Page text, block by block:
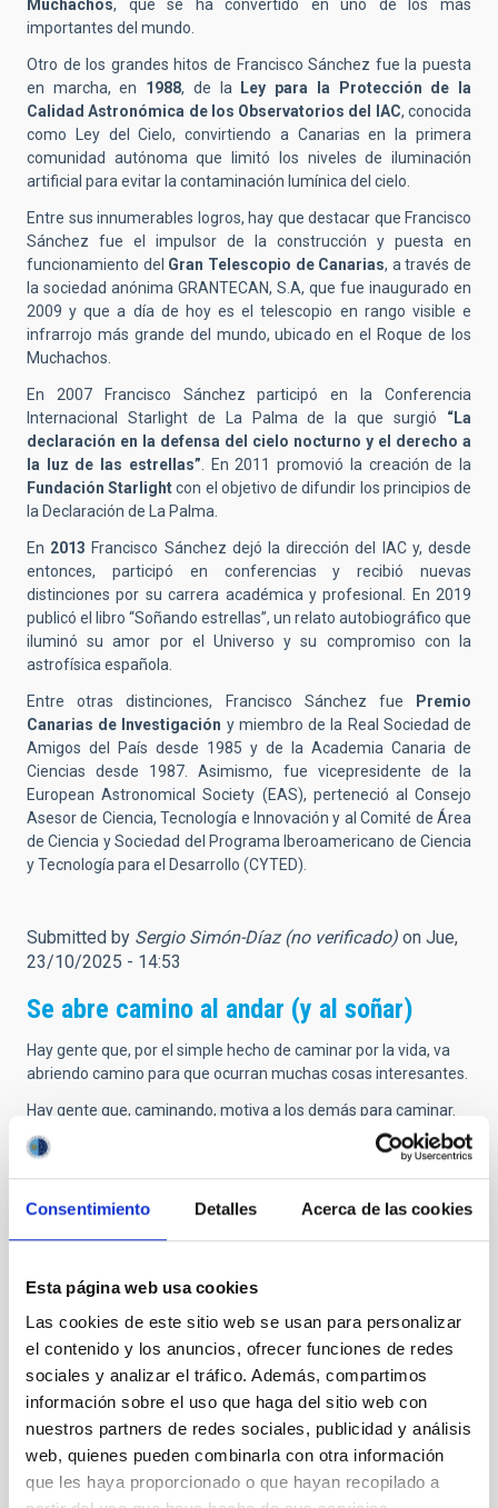
Consentimiento Detalles Acerca de las cookies
Esta página web usa cookies
Las cookies de este sitio web se usan para personalizar
el contenido y los anuncios, ofrecer funciones de redes
sociales y analizar el tráfico. Además, compartimos
información sobre el uso que haga del sitio web con
nuestros partners de redes sociales, publicidad y análisis
web, quienes pueden combinarla con otra información
que les haya proporcionado o que hayan recopilado a
Muchachos, que se ha convertido en uno de los más
importantes del mundo.
Otro de los grandes hitos de Francisco Sánchez fue la puesta
en marcha, en 1988, de la
Ley para la Protección de la
Calidad Astronómica de los Observatorios del IAC, conocida
como Ley del Cielo, convirtiendo a Canarias en la primera
comunidad autónoma que limitó los niveles de iluminación
artificial para evitar la contaminación lumínica del cielo.
Entre sus innumerables logros, hay que destacar que Francisco
Sánchez fue el impulsor de la construcción y puesta en
funcionamiento del Gran Telescopio de Canarias, a través de
la sociedad anónima GRANTECAN, S.A, que fue inaugurado en
2009 y que a día de hoy es el telescopio en rango visible e
infrarrojo más grande del mundo, ubicado en el Roque de los
Muchachos.
En 2007 Francisco Sánchez participó en la Conferencia
Internacional Starlight de La Palma de la que surgió “La
declaración en la defensa del cielo nocturno y el derecho a
la luz de las estrellas”. En 2011 promovió la creación de la
Fundación Starlightcon el objetivo de difundir los principios de
la Declaración de La Palma.
En 2013 Francisco Sánchez dejó la dirección del IAC y, desde
entonces, participó en conferencias y recibió nuevas
distinciones por su carrera académica y profesional. En 2019
publicó el libro “Soñando estrellas”, un relato autobiográfico que
iluminó su amor por el Universo y su compromiso con la
astrofísica española.
Entre otras distinciones, Francisco Sánchez fue
Premio
Canarias de Investigación y miembro de la Real Sociedad de
Amigos del País desde 1985 y de la Academia Canaria de
Ciencias desde 1987. Asimismo, fue vicepresidente de la
European Astronomical Society (EAS), perteneció al Consejo
Asesor de Ciencia, Tecnología e Innovación y al Comité de Área
de Ciencia y Sociedad del Programa Iberoamericano de Ciencia
y Tecnología para el Desarrollo (CYTED).
Submitted by Sergio Simón-Díaz (no verificado) on Jue,
23/10/2025 - 14:53
Se abre camino al andar (y al soñar)
Hay gente que, por el simple hecho de caminar por la vida, va
abriendo camino para que ocurran muchas cosas interesantes.
Hay gente que, caminando, motiva a los demás para caminar.
Hay gente que, soñando, abre la posibilidad de que muchos
Hay gente que muestra su emoción por lo que hacen de
Siempre recordaré a Paco por esas primeras palabras que
compartió con mi generación de astrofísicos residentes el día
de nuestra llegada. Nos dijo: "Enhorabuena por llegar hasta
aquí; yo os he dejado el escenario listo, ahora os toca a vosotros
encontrar el camino para brillar por vosotros mismos. Y para
ello, el IAC estará siempre abierto para todo lo que necesiteis".
Y así ha sido durante los 25 años que llevo aquí.
Gracias, Paco, por tanto.
Disfruta soñando estrellas desde ese cielo que tanto